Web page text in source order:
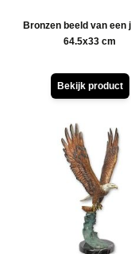
Bronzen beeld van een
64.5x33 cm
Bekijk product